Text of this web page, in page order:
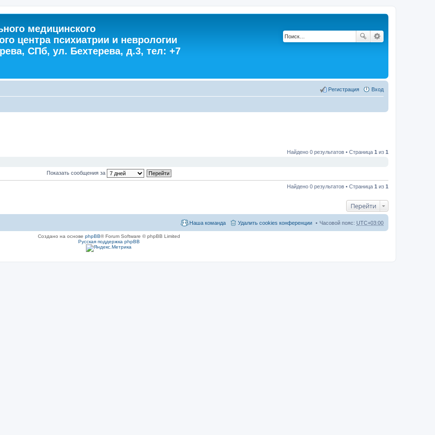
медицинского
центра психиатрии и неврологии
СПб, ул. Бехтерева, д.3, тел: +7
Вход
Регистрация
Найдено 0 результатов • Страница 1 из 1
Показать сообщения за
Найдено 0 результатов • Страница 1 из 1
Перейти
Часовой пояс: UTC+03:00
Удалить cookies конференции
Наша команда
Создано на основе phpBB® Forum Software © phpBB Limited
Русская поддержка phpBB